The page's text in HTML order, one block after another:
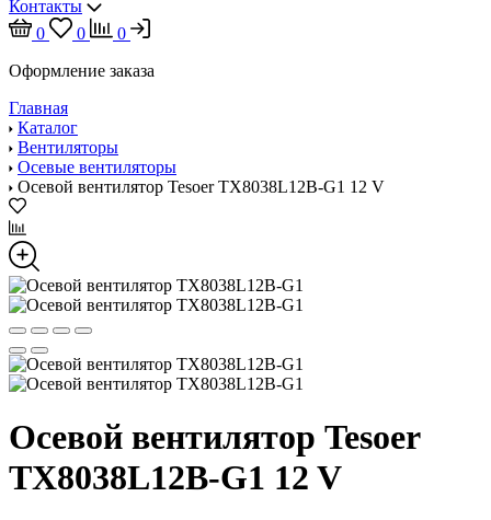
Контакты
0
0
0
Оформление заказа
Главная
Каталог
Вентиляторы
Осевые вентиляторы
Осевой вентилятор Tesoer TX8038L12B-G1 12 V
Осевой вентилятор Tesoer
TX8038L12B-G1 12 V